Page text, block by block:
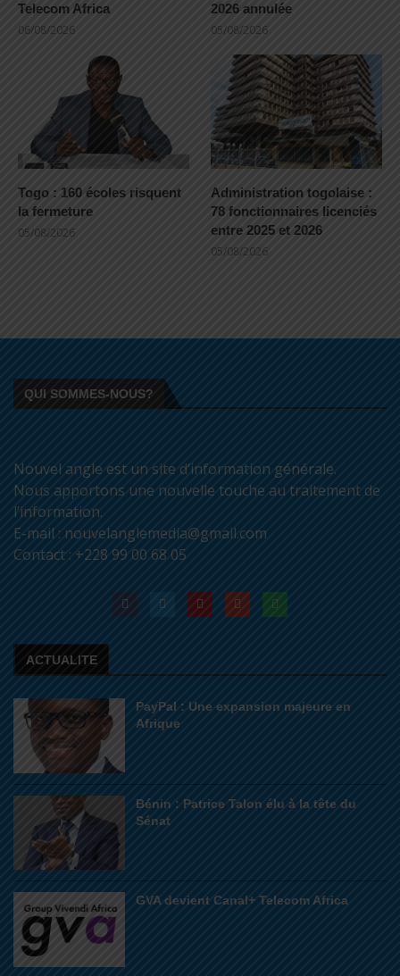
Telecom Africa
06/08/2026
2026 annulée
05/08/2026
Togo : 160 écoles risquent
la fermeture
05/08/2026
Administration togolaise :
78 fonctionnaires licenciés
entre 2025 et 2026
05/08/2026
QUI SOMMES-NOUS?
Nouvel angle est un site d’information générale.
Nous apportons une nouvelle touche au traitement de
l’information.
E-mail : nouvelanglemedia@gmail.com
Contact : +228 99 00 68 05
ACTUALITE
PayPal : Une expansion majeure en
Afrique
Bénin : Patrice Talon élu à la tête du
Sénat
GVA devient Canal+ Telecom Africa